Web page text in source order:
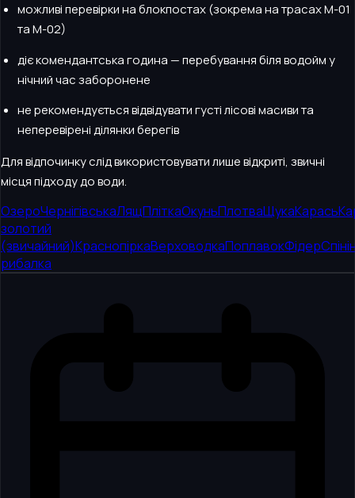
можливі перевірки на блокпостах (зокрема на трасах М-01
та М-02)
діє комендантська година — перебування біля водойм у
нічний час заборонене
не рекомендується відвідувати густі лісові масиви та
неперевірені ділянки берегів
Для відпочинку слід використовувати лише відкриті, звичні
місця підходу до води.
ОзероЧернігівськаЛящПліткаОкуньПлотваЩукаКарась
золотий
(звичайний)КраснопіркаВерховодкаПоплавокФідер
рибалка